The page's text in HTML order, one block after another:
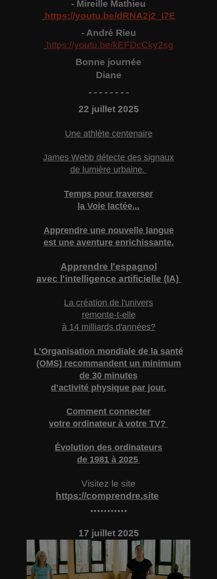
- Mireille Mathieu
https://youtu.be/dRNA2j2_I7E
- André Rieu
https://youtu.be/kEFDcCky2sg
Bonne journée
Diane
- - - - - - - -
22 juillet 2025
Une athlète centenaire
James Webb détecte des signaux
de lumière urbaine.
Temps pour traverser
la Voie lactée...
Apprendre une nouvelle langue
est une aventure enrichissante.
Apprendre l'espagnol
avec l'intelligence artificielle (IA)
La création de l'univers
remonte-t-elle
à 14 milliards d'années?
L’Organisation mondiale de la santé
(OMS) recommandent un minimum
de 30 minutes
d’activité physique par jour.
Comment connecter
votre ordinateur à votre TV?
Évolution des ordinateurs
de 1981 à 2025
Visitez le site
https://comprendre.site
...........
17 juillet 2025